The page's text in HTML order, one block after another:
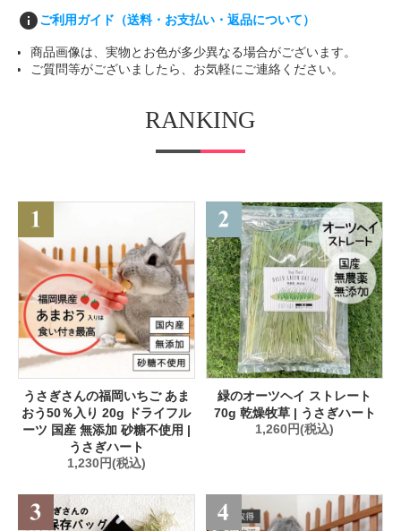
infoご利用ガイド（送料・お支払い・返品について）
商品画像は、実物とお色が多少異なる場合がございます。
ご質問等がございましたら、お気軽にご連絡ください。
RANKING
うさぎさんの福岡いちご あま
おう50％入り 20g ドライフル
ーツ 国産 無添加 砂糖不使用 |
うさぎハート
1,230円(税込)
緑のオーツヘイ ストレート
70g 乾燥牧草 | うさぎハート
1,260円(税込)